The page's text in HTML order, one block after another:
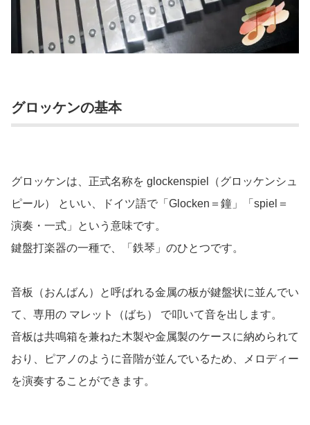
グロッケンの基本
グロッケンは、正式名称を glockenspiel（グロッケンシュ
ピール） といい、ドイツ語で「Glocken＝鐘」「spiel＝
演奏・一式」という意味です。
鍵盤打楽器の一種で、「鉄琴」のひとつです。
音板（おんばん）と呼ばれる金属の板が鍵盤状に並んでい
て、専用の マレット（ばち） で叩いて音を出します。
音板は共鳴箱を兼ねた木製や金属製のケースに納められて
おり、ピアノのように音階が並んでいるため、メロディー
を演奏することができます。